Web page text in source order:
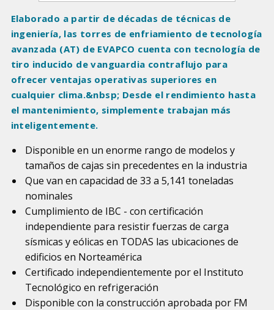
a
g
s
Elaborado a partir de décadas de técnicas de
ingeniería, las torres de enfriamiento de tecnología
avanzada (AT) de EVAPCO cuenta con tecnología de
tiro inducido de vanguardia contraflujo para
ofrecer ventajas operativas superiores en
cualquier clima.&nbsp; Desde el rendimiento hasta
el mantenimiento, simplemente trabajan más
inteligentemente.
Disponible en un enorme rango de modelos y
tamaños de cajas sin precedentes en la industria
Que van en capacidad de 33 a 5,141 toneladas
nominales
Cumplimiento de IBC - con certificación
independiente para resistir fuerzas de carga
sísmicas y eólicas en TODAS las ubicaciones de
edificios en Norteamérica
Certificado independientemente por el Instituto
Tecnológico en refrigeración
Disponible con la construcción aprobada por FM